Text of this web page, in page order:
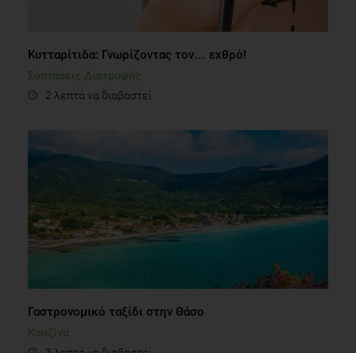
Κυτταρίτιδα: Γνωρίζοντας τον… εχθρό!
Συστάσεις Διατροφής
2 λεπτά να διαβαστεί
Γαστρονομικό ταξίδι στην Θάσο
Κουζίνα